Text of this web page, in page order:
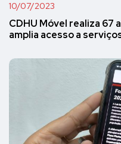
10/07/2023
CDHU Móvel realiza 67
amplia acesso a